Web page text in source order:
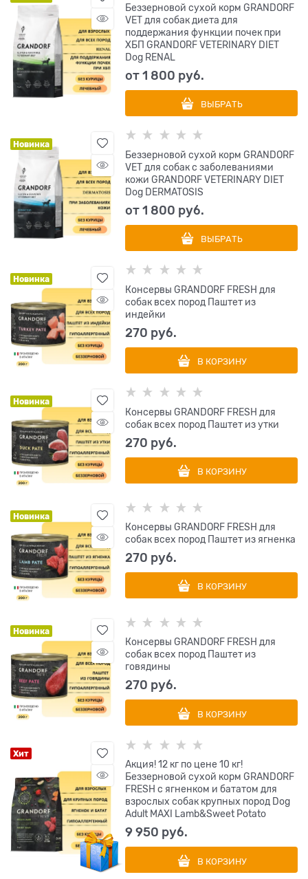
Беззерновой сухой корм GRANDORF
VET для собак диета для
поддержания функции почек при
ХБП GRANDORF VETERINARY DIET
Dog RENAL
от1 800 руб.
ВЫБРАТЬ
Новинка
Беззерновой сухой корм GRANDORF
VET для собак с заболеваниями
кожи GRANDORF VETERINARY DIET
Dog DERMATOSIS
от1 800 руб.
ВЫБРАТЬ
Новинка
Консервы GRANDORF FRESH для
собак всех пород Паштет из
индейки
270 руб.
В КОРЗИНУ
Новинка
Консервы GRANDORF FRESH для
собак всех пород Паштет из утки
270 руб.
В КОРЗИНУ
Новинка
Консервы GRANDORF FRESH для
собак всех пород Паштет из ягненка
270 руб.
В КОРЗИНУ
Новинка
Консервы GRANDORF FRESH для
собак всех пород Паштет из
говядины
270 руб.
В КОРЗИНУ
Хит
Акция! 12 кг по цене 10 кг!
Беззерновой сухой корм GRANDORF
FRESH с ягненком и бататом для
взрослых собак крупных пород Dog
Adult MAXI Lamb&Sweet Potato
9 950 руб.
В КОРЗИНУ